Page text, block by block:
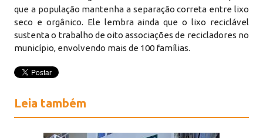
que a população mantenha a separação correta entre lixo
seco e orgânico. Ele lembra ainda que o lixo reciclável
sustenta o trabalho de oito associações de recicladores no
município, envolvendo mais de 100 famílias.
Leia também